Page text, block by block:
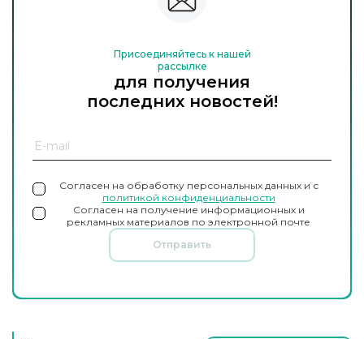
Присоединяйтесь к нашей
рассылке
для получения
последних новостей!
Согласен на обработку персональных данных и с
политикой конфиденциальности
Согласен на получение информационных и
рекламных материалов по электронной почте
Отправить